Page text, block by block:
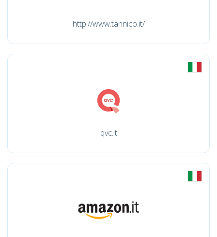
http://www.tannico.it/
qvc.it